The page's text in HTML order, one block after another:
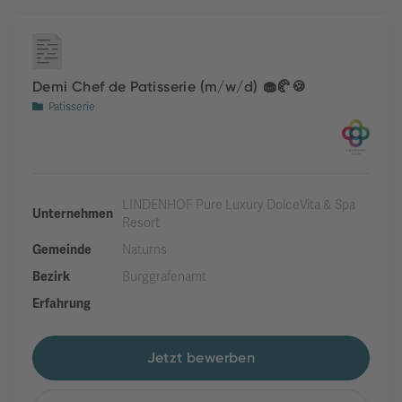
Demi Chef de Patisserie (m/w/d) 🧁🥐🍪
Patisserie
Unternehmen
LINDENHOF Pure Luxury DolceVita & Spa
Resort
Gemeinde
Naturns
Bezirk
Burggrafenamt
Erfahrung
Jetzt bewerben